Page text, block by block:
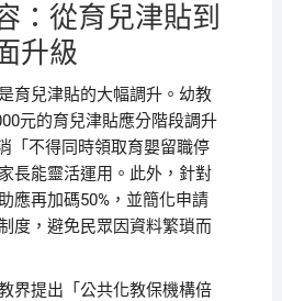
：從育兒津貼到
升級
育兒津貼的大幅調升。幼教
元的育兒津貼應分階段調升
「不得同時領取育嬰留職停
長能靈活運用。此外，針對
應再加碼50%，並簡化申請
度，避免民眾因資料繁瑣而
界提出「公共化教保機構倍